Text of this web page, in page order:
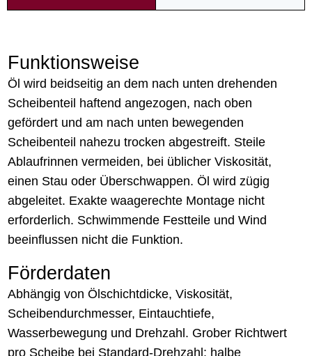
Funktionsweise
Öl wird beidseitig an dem nach unten drehenden
Scheibenteil haftend angezogen, nach oben
gefördert und am nach unten bewegenden
Scheibenteil nahezu trocken abgestreift. Steile
Ablaufrinnen vermeiden, bei üblicher Viskosität,
einen Stau oder Überschwappen. Öl wird zügig
abgeleitet. Exakte waagerechte Montage nicht
erforderlich. Schwimmende Festteile und Wind
beeinflussen nicht die Funktion.
Förderdaten
Abhängig von Ölschichtdicke, Viskosität,
Scheibendurchmesser, Eintauchtiefe,
Wasserbewegung und Drehzahl. Grober Richtwert
pro Scheibe bei Standard-Drehzahl: halbe